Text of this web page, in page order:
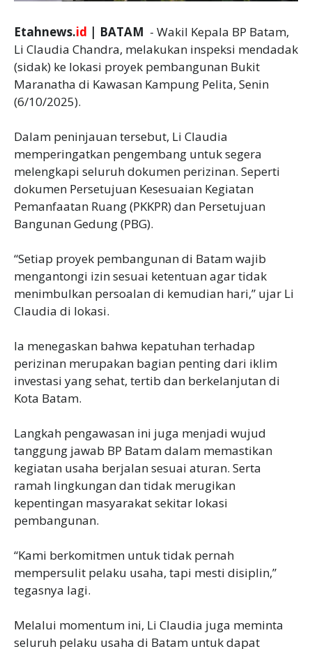
Etahnews.id | BATAM - Wakil Kepala BP Batam,
Li Claudia Chandra, melakukan inspeksi mendadak
(sidak) ke lokasi proyek pembangunan Bukit
Maranatha di Kawasan Kampung Pelita, Senin
(6/10/2025).
Dalam peninjauan tersebut, Li Claudia
memperingatkan pengembang untuk segera
melengkapi seluruh dokumen perizinan. Seperti
dokumen Persetujuan Kesesuaian Kegiatan
Pemanfaatan Ruang (PKKPR) dan Persetujuan
Bangunan Gedung (PBG).
“Setiap proyek pembangunan di Batam wajib
mengantongi izin sesuai ketentuan agar tidak
menimbulkan persoalan di kemudian hari,” ujar Li
Claudia di lokasi.
Ia menegaskan bahwa kepatuhan terhadap
perizinan merupakan bagian penting dari iklim
investasi yang sehat, tertib dan berkelanjutan di
Kota Batam.
Langkah pengawasan ini juga menjadi wujud
tanggung jawab BP Batam dalam memastikan
kegiatan usaha berjalan sesuai aturan. Serta
ramah lingkungan dan tidak merugikan
kepentingan masyarakat sekitar lokasi
pembangunan.
“Kami berkomitmen untuk tidak pernah
mempersulit pelaku usaha, tapi mesti disiplin,”
tegasnya lagi.
Melalui momentum ini, Li Claudia juga meminta
seluruh pelaku usaha di Batam untuk dapat